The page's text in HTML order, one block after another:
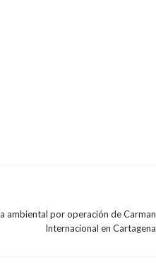
ambiental por operación de Carman
Internacional en Cartagena